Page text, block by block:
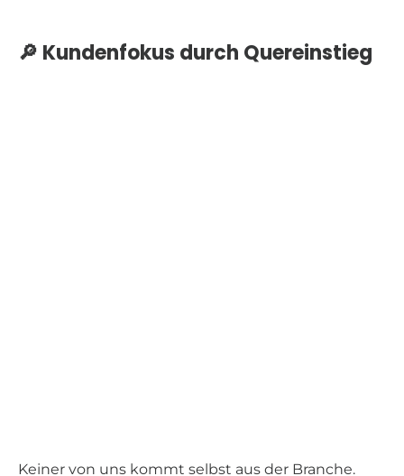
🔎 Kundenfokus durch Quereinstieg
Keiner von uns kommt selbst aus der Branche.